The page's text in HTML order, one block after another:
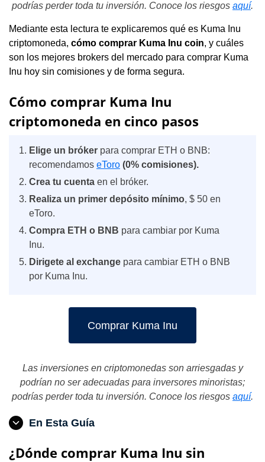
podrías perder toda tu inversión. Conoce los riesgos aquí.
Mediante esta lectura te explicaremos qué es Kuma Inu
criptomoneda, cómo comprar Kuma Inu coin, y cuáles
son los mejores brokers del mercado para comprar Kuma
Inu hoy sin comisiones y de forma segura.
Cómo comprar Kuma Inu
criptomoneda en cinco pasos
Elige un bróker para comprar ETH o BNB:
recomendamos eToro (0% comisiones).
Crea tu cuenta en el bróker.
Realiza un primer depósito mínimo, $ 50 en
eToro.
Compra ETH o BNB para cambiar por Kuma
Inu.
Dirigete al exchange para cambiar ETH o BNB
por Kuma Inu.
Comprar Kuma Inu
Las inversiones en criptomonedas son arriesgadas y
podrían no ser adecuadas para inversores minoristas;
podrías perder toda tu inversión. Conoce los riesgos aquí.
En Esta Guía
¿Dónde comprar Kuma Inu sin